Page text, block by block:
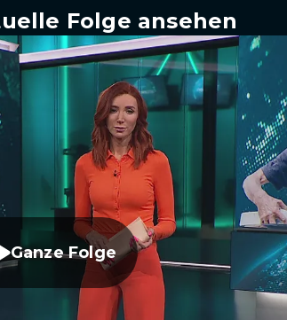
Folge ansehen
Ganze Folge